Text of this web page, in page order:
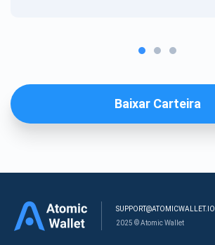
Baixar Carteira
SUPPORT@ATOMICWALLET.IO
2025 © Atomic Wallet